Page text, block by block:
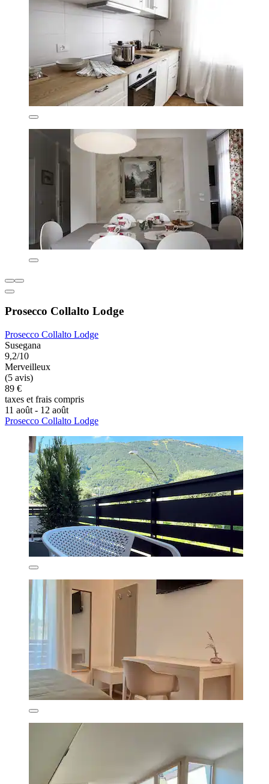
Prosecco Collalto Lodge
Prosecco Collalto Lodge
Susegana
9,2/10
Merveilleux
(5 avis)
89 €
taxes et frais compris
11 août - 12 août
Prosecco Collalto Lodge